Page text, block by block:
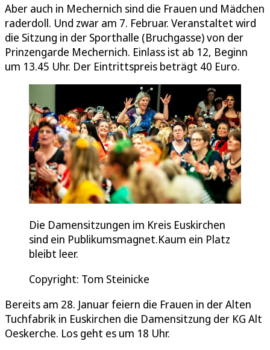
Aber auch in Mechernich sind die Frauen und Mädchen
raderdoll. Und zwar am 7. Februar. Veranstaltet wird
die Sitzung in der Sporthalle (Bruchgasse) von der
Prinzengarde Mechernich. Einlass ist ab 12, Beginn
um 13.45 Uhr. Der Eintrittspreis beträgt 40 Euro.
Die Damensitzungen im Kreis Euskirchen
sind ein Publikumsmagnet.Kaum ein Platz
bleibt leer.
Copyright: Tom Steinicke
Bereits am 28. Januar feiern die Frauen in der Alten
Tuchfabrik in Euskirchen die Damensitzung der KG Alt
Oeskerche. Los geht es um 18 Uhr.